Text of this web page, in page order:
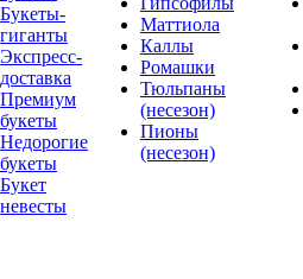
Букеты-
гиганты
Экспресс-
доставка
Премиум
букеты
Недорогие
букеты
Букет
невесты
Маттиола
Каллы
Ромашки
Тюльпаны
(несезон)
Пионы
(несезон)